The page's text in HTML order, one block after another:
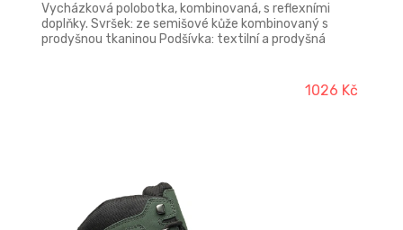
Vycházková polobotka, kombinovaná, s reflexními
doplňky. Svršek: ze semišové kůže kombinovaný s
prodyšnou tkaninou Podšívka: textilní a prodyšná
1026 Kč